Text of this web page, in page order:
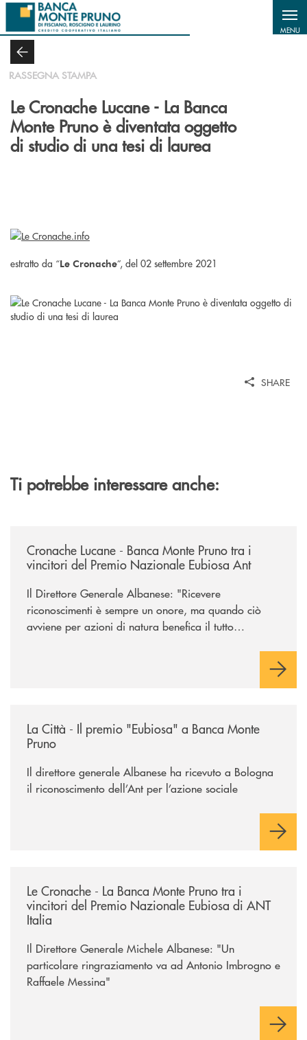
Salta al contenuto principale
MENU
RASSEGNA STAMPA
Le Cronache Lucane - La Banca
Monte Pruno è diventata oggetto
di studio di una tesi di laurea
estratto da “Le Cronache”, del 02 settembre 2021
SHARE
Ti potrebbe interessare anche:
Cronache Lucane - Banca Monte Pruno tra i
vincitori del Premio Nazionale Eubiosa Ant
Il Direttore Generale Albanese: "Ricevere
riconoscimenti è sempre un onore, ma quando ciò
avviene per azioni di natura benefica il tutto
La Città - Il premio "Eubiosa" a Banca Monte
Pruno
Il direttore generale Albanese ha ricevuto a Bologna
il riconoscimento dell’Ant per l’azione sociale
Le Cronache - La Banca Monte Pruno tra i
vincitori del Premio Nazionale Eubiosa di ANT
Italia
Il Direttore Generale Michele Albanese: "Un
particolare ringraziamento va ad Antonio Imbrogno e
Raffaele Messina"